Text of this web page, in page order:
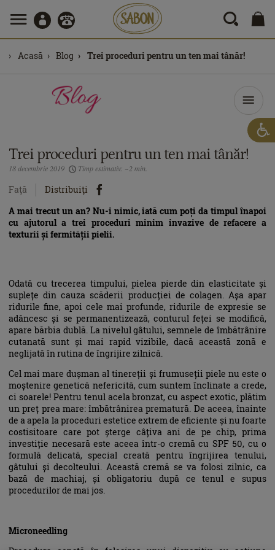
Acasă Blog Trei proceduri pentru un ten mai tânăr!
Trei proceduri pentru un ten mai tânăr!
18 decembrie 2019 Timp estimativ: ~2 min.
Faţă
Distribuiţi
A mai trecut un an? Nu-i nimic, iată cum poți da timpul înapoi
cu ajutorul a trei proceduri minim invazive de refacere a
texturii și fermității pielii.
Odată cu trecerea timpului, pielea pierde din elasticitate și
suplețe din cauza scăderii producției de colagen. Așa apar
ridurile fine, apoi cele mai profunde, ridurile de expresie se
adâncesc și se permanentizează, conturul feței se modifică,
apare bărbia dublă. La nivelul gâtului, semnele de îmbătrânire
cutanată sunt și mai rapid vizibile, dacă această zonă e
neglijată în rutina de îngrijire zilnică.
Cel mai mare dușman al tinereții și frumuseții piele nu este o
moștenire genetică nefericită, cum suntem înclinate a crede,
ci soarele! Pentru tenul acela bronzat, cu aspect exotic, plătim
un preț prea mare: îmbătrânirea prematură. De aceea, înainte
de a apela la proceduri estetice extrem de eficiente și nu foarte
costisitoare care pot șterge câțiva ani de pe chip, prima
investiție necesară este aceea într-o cremă cu SPF 50, cu o
formulă delicată, special creată pentru îngrijirea tenului,
gâtului și decolteului. Această cremă se va folosi zilnic, ca
bază de machiaj, și obligatoriu după ce tenul e supus
procedurilor de mai jos.
Microneedling